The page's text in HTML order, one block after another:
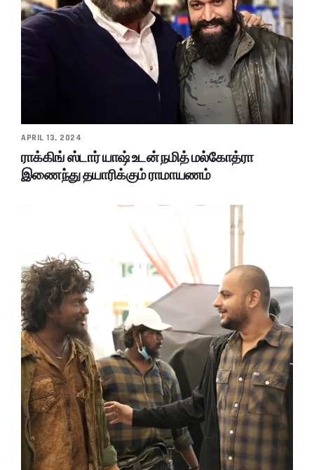
APRIL 13, 2024
ராக்கிங் ஸ்டார் யாஷ் உடன் நமித் மல்கோத்ரா
இணைந்து தயாரிக்கும் ராமாயணம்